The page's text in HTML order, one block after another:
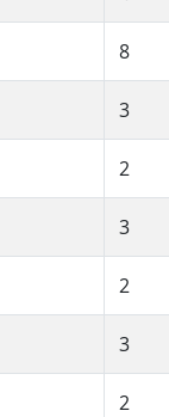
8
3
2
3
2
3
2